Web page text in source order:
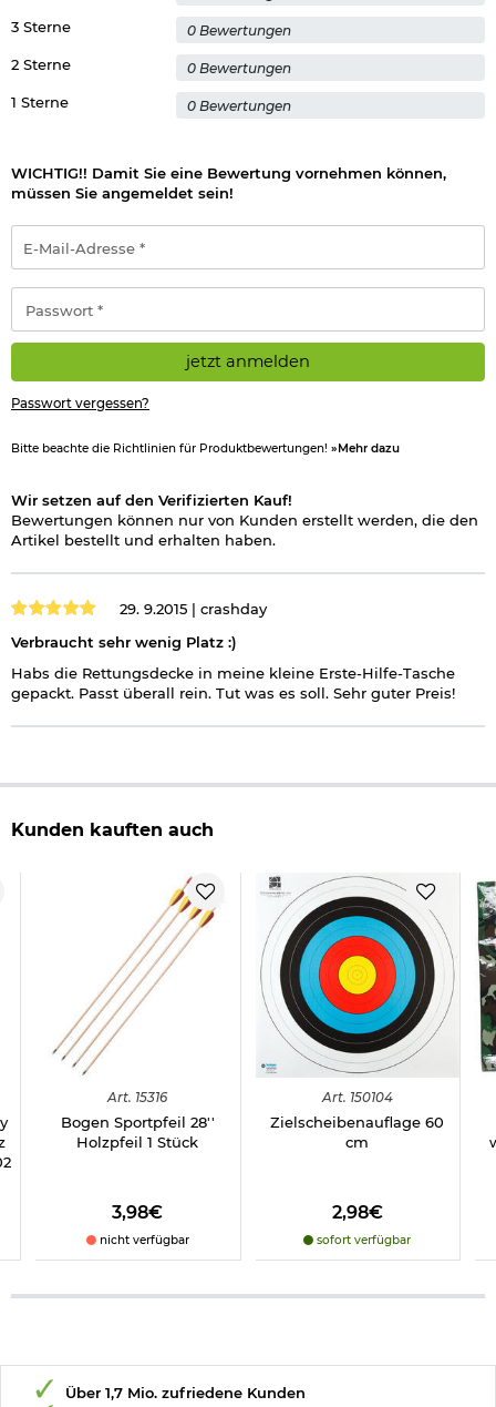
1 Sterne 0 Bewertungen
2 Sterne 0 Bewertungen
3 Sterne 0 Bewertungen
WICHTIG!! Damit Sie eine Bewertung vornehmen können,
müssen Sie angemeldet sein!
Mail-
Adresse
*
jetzt anmelden
Passwort vergessen?
Bitte beachte die Richtlinien für Produktbewertungen! »Mehr dazu
Wir setzen auf den Verifizierten Kauf!
Bewertungen können nur von Kunden erstellt werden, die den
Artikel bestellt und erhalten haben.
29. 9.2015 | crashday
Verbraucht sehr wenig Platz :)
Habs die Rettungsdecke in meine kleine Erste-Hilfe-Tasche
gepackt. Passt überall rein. Tut was es soll. Sehr guter Preis!
Kunden kauften auch
Art. 15316
Bogen Sportpfeil 28''
Holzpfeil 1 Stück
3,98€
nicht verfügbar
Art. 150104
Zielscheibenauflage 60
cm
2,98€
sofort verfügbar
Über 1,7 Mio. zufriedene Kunden